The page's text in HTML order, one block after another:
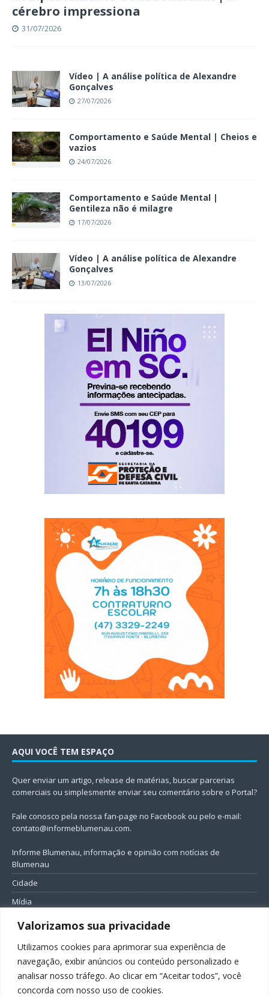
Valorizamos sua privacidade
Utilizamos cookies para aprimorar sua experiência de
navegação, exibir anúncios ou conteúdo personalizado e
analisar nosso tráfego. Ao clicar em “Aceitar todos”, você
concorda com nosso uso de cookies.
cérebro impressiona
31/07/2026
Vídeo | A análise política de Alexandre
Gonçalves
27/07/2026
Comportamento e Saúde Mental | Cheios e
vazios
24/07/2026
Comportamento e Saúde Mental |
Gentileza não é milagre
17/07/2026
Vídeo | A análise política de Alexandre
Gonçalves
13/07/2026
AQUI VOCÊ TEM ESPAÇO
Quer enviar um artigo, release de matérias, buscar parcerias
comerciais ou simplesmente enviar seu comentário sobre o Portal?
Fale conosco pela nossa fan-page no Facebook ou pelo e-mail:
contato@informeblumenau.com.
Informe Blumenau, informação e opinião com notícias de
Blumenau
Cidade
Mídia
Entretenimento
Política